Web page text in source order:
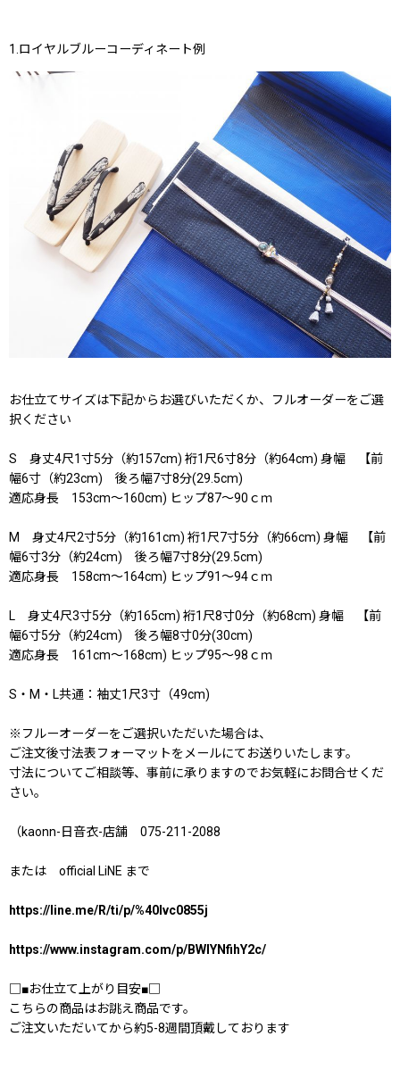
1.ロイヤルブルーコーディネート例
お仕立てサイズは下記からお選びいただくか、フルオーダーをご選
択ください
S 身丈4尺1寸5分（約157cm) 裄1尺6寸8分（約64cm) 身幅 【前
幅6寸（約23cm) 後ろ幅7寸8分(29.5cm)
適応身長 153cm〜160cm) ヒップ87〜90ｃｍ
M 身丈4尺2寸5分（約161cm) 裄1尺7寸5分（約66cm) 身幅 【前
幅6寸3分（約24cm) 後ろ幅7寸8分(29.5cm)
適応身長 158cm〜164cm) ヒップ91〜94ｃｍ
L 身丈4尺3寸5分（約165cm) 裄1尺8寸0分（約68cm) 身幅 【前
幅6寸5分（約24cm) 後ろ幅8寸0分(30cm)
適応身長 161cm〜168cm) ヒップ95〜98ｃｍ
S・M・L共通：袖丈1尺3寸（49cm)
※フルーオーダーをご選択いただいた場合は、
ご注文後寸法表フォーマットをメールにてお送りいたします。
寸法についてご相談等、事前に承りますのでお気軽にお問合せくだ
さい。
（kaonn-日音衣-店舗 075-211-2088
または official LiNE まで
https://line.me/R/ti/p/%40lvc0855j
https://www.instagram.com/p/BWlYNfihY2c/
□■お仕立て上がり目安■□
こちらの商品はお誂え商品です。
ご注文いただいてから約5-8週間頂戴しております